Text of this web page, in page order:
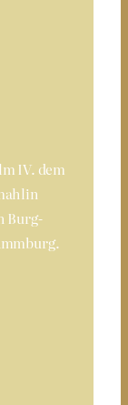
IV. dem
Burg­